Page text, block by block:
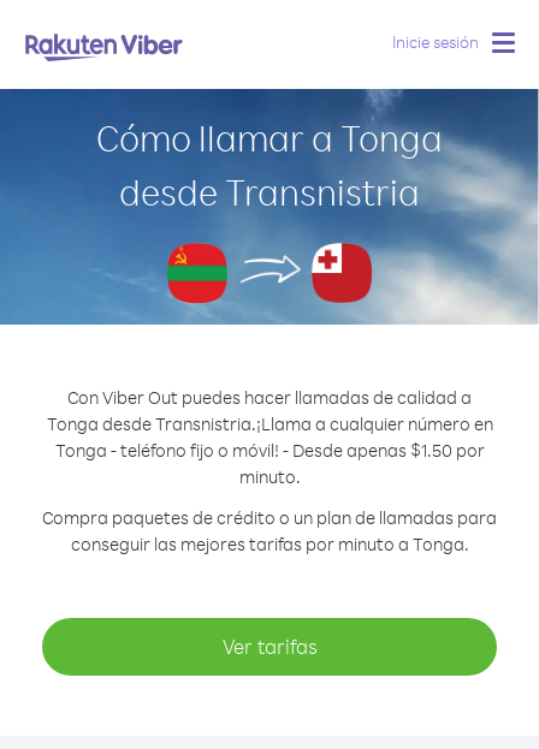
Inicie sesión
Cómo llamar a Tonga
desde Transnistria
Con Viber Out puedes hacer llamadas de calidad a
Tonga desde Transnistria.¡Llama a cualquier número en
Tonga - teléfono fijo o móvil! - Desde apenas $1.50 por
minuto.
Compra paquetes de crédito o un plan de llamadas para
conseguir las mejores tarifas por minuto a Tonga.
Ver tarifas